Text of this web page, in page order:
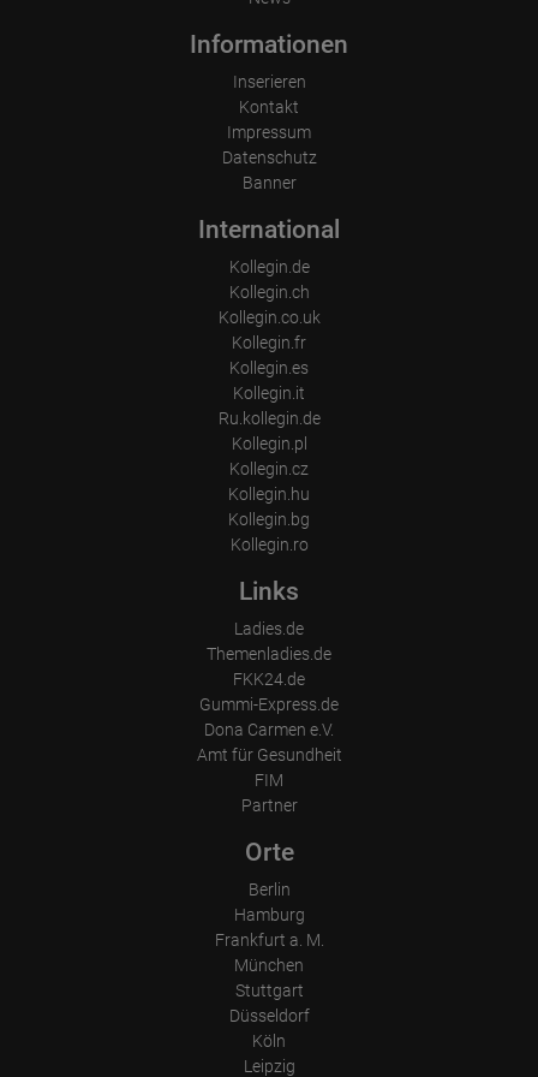
Informationen
Inserieren
Kontakt
Impressum
Datenschutz
Banner
International
Kollegin.de
Kollegin.ch
Kollegin.co.uk
Kollegin.fr
Kollegin.es
Kollegin.it
Ru.kollegin.de
Kollegin.pl
Kollegin.cz
Kollegin.hu
Kollegin.bg
Kollegin.ro
Links
Ladies.de
Themenladies.de
FKK24.de
Gummi-Express.de
Dona Carmen e.V.
Amt für Gesundheit
FIM
Partner
Orte
Berlin
Hamburg
Frankfurt a. M.
München
Stuttgart
Düsseldorf
Köln
Leipzig